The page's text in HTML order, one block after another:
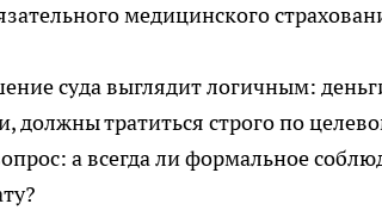
медицинского
суда выглядит логичным:
тратиться строго по
а всегда ли формальное